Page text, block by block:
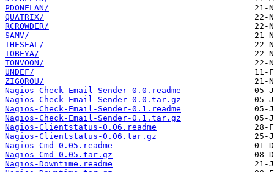
PDONELAN/
QUATRIX/
RCROWDER/
SAMV/
THESEAL/
TOBEYA/
TONVOON/
UNDEF/
ZIGOROU/
Nagios-Check-Email-Sender-0.0.readme
Nagios-Check-Email-Sender-0.0.tar.gz
Nagios-Check-Email-Sender-0.1.readme
Nagios-Check-Email-Sender-0.1.tar.gz
Nagios-Clientstatus-0.06.readme
Nagios-Clientstatus-0.06.tar.gz
Nagios-Cmd-0.05.readme
Nagios-Cmd-0.05.tar.gz
Nagios-Downtime.readme